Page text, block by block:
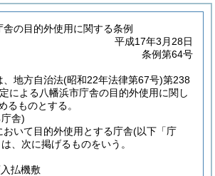
舎の目的外使用に関する条例
平成17年3月28日
条例第64号
、地方自治法(昭和22年法律第67号)第238
による八幡浜市庁舎の目的外使用に関し
るものとする。
舎)
おいて目的外使用とする庁舎(以下「庁
は、次に掲げるものをいう。
払機敷